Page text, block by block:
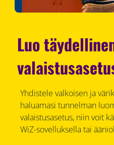
Luo
Yhdistele valkoisen ja
haluamasi tunnelman
valaistusasetus, niin voit
WiZ-sovelluksella tai